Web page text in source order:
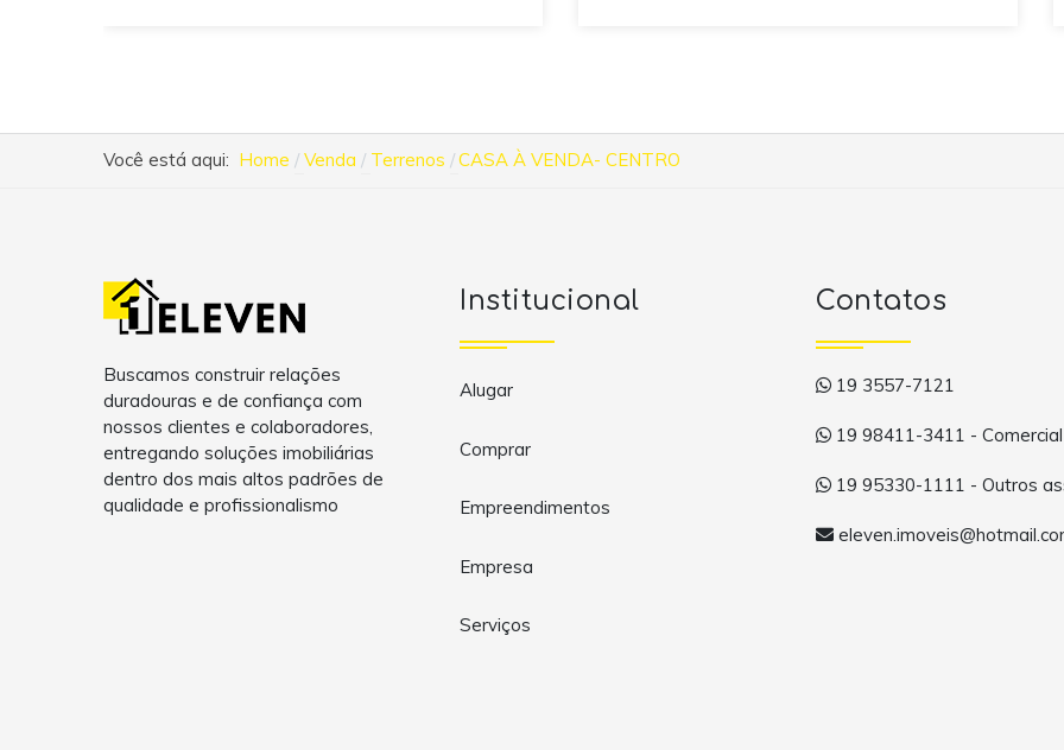
Você está aqui: Home Venda Terrenos CASA À VENDA- CENTRO
Buscamos construir relações
duradouras e de confiança com
nossos clientes e colaboradores,
entregando soluções imobiliárias
dentro dos mais altos padrões de
qualidade e profissionalismo
Institucional
Alugar
Comprar
Empreendimentos
Empresa
Serviços
Contatos
19 3557-7121
19 98411-3411 - Comercial
19 95330-1111 - Outros